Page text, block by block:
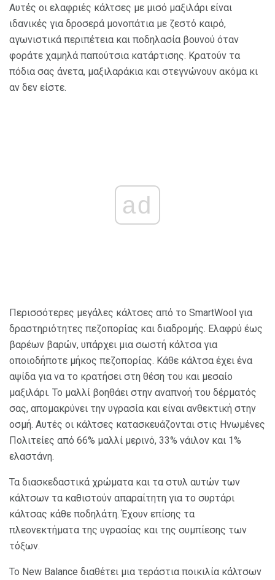
Αυτές οι ελαφριές κάλτσες με μισό μαξιλάρι είναι
ιδανικές για δροσερά μονοπάτια με ζεστό καιρό,
αγωνιστικά περιπέτεια και ποδηλασία βουνού όταν
φοράτε χαμηλά παπούτσια κατάρτισης. Κρατούν τα
πόδια σας άνετα, μαξιλαράκια και στεγνώνουν ακόμα κι
αν δεν είστε.
ad
Περισσότερες μεγάλες κάλτσες από το SmartWool για
δραστηριότητες πεζοπορίας και διαδρομής. Ελαφρύ έως
βαρέων βαρών, υπάρχει μια σωστή κάλτσα για
οποιοδήποτε μήκος πεζοπορίας. Κάθε κάλτσα έχει ένα
αψίδα για να το κρατήσει στη θέση του και μεσαίο
μαξιλάρι. Το μαλλί βοηθάει στην αναπνοή του δέρματός
σας, απομακρύνει την υγρασία και είναι ανθεκτική στην
οσμή. Αυτές οι κάλτσες κατασκευάζονται στις Ηνωμένες
Πολιτείες από 66% μαλλί μερινό, 33% νάιλον και 1%
ελαστάνη.
Τα διασκεδαστικά χρώματα και τα στυλ αυτών των
κάλτσων τα καθιστούν απαραίτητη για το συρτάρι
κάλτσας κάθε ποδηλάτη. Έχουν επίσης τα
πλεονεκτήματα της υγρασίας και της συμπίεσης των
τόξων.
Το New Balance διαθέτει μια τεράστια ποικιλία κάλτσων